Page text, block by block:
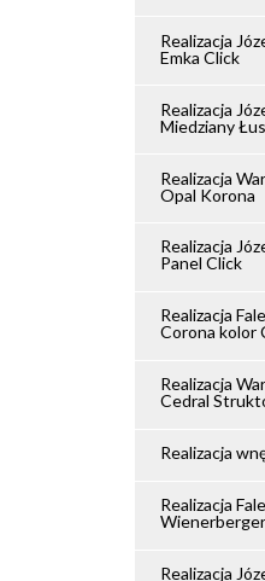
Realizacja
Emka Click
Realizacja
Miedziany
Realizacja
Opal Korona
Realizacja
Panel Click
Realizacja
Corona kolor
Realizacja
Cedral
Realizacja
Realizacja
Realizacja